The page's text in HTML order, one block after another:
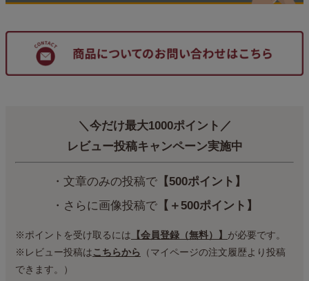
＼今だけ最大1000ポイント／
レビュー投稿キャンペーン実施中
・文章のみの投稿で【500ポイント】
・さらに画像投稿で【＋500ポイント】
※ポイントを受け取るには 【会員登録（無料）】 が必要です。
※レビュー投稿はこちらから （マイページの注文履歴より投稿
できます。）